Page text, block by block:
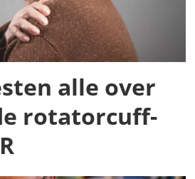
alle over
rotatorcuff-